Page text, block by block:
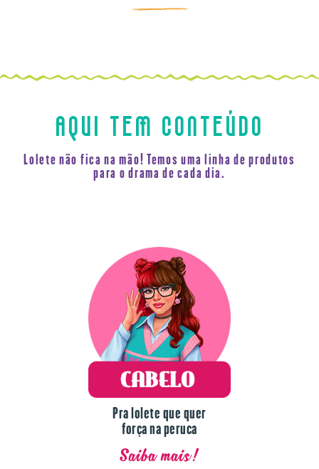
AQUI TEM CONTEÚDO
Lolete não fica na mão! Temos uma linha de produtos
para o drama de cada dia.
Pra lolete que quer
força na peruca
Saiba mais!